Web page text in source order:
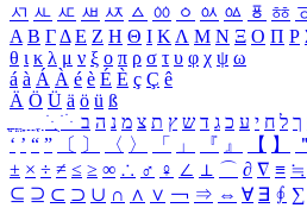
ㅺ ㅻ ㅼ ㅽ ㅾ ㅿ ㆀ ㆁ ㆂ ㆃ ㆄ ㆅ
Α Β ΓΔ Ε Ζ Η Θ Ι ΚΛ Μ Ν Ξ Ο Π Ρ
θ ι κ λ μ ν ξ ο π ρ σ τ υ φ χ ψ ω
á à Á À é è É È ç Ç ê
Ä Ö Ü ä ö ü ß
ִֶֹ ֻּ ׁׂ ך ל ח י ע כ ג ד ש ץ ת צ מ נ ה ב
‘ ’ “ ” 〔 〕 〈 〉 「 」 『 』 【 】 ＂
± × ÷ ≠ ≤ ≥ ∞ ∴ ♂ ♀ ∠ ⊥ ⌒ ∂ ∇ ≡ ≒
⊆ ⊇ ⊂ ⊃ ∪ ∩ ∧ ∨ ￢ ⇒ ⇔ ∀ ∃ ∮ ∑